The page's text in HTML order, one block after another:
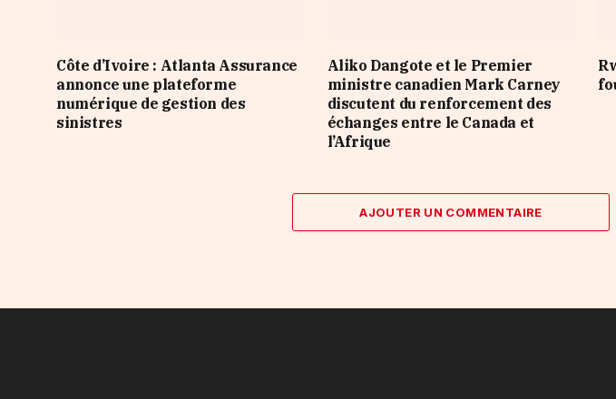
Côte d’Ivoire : Atlanta Assurance
annonce une plateforme
numérique de gestion des
sinistres
Aliko Dangote et le Premier
ministre canadien Mark Carney
discutent du renforcement des
échanges entre le Canada et
l’Afrique
AJOUTER UN COMMENTAIRE